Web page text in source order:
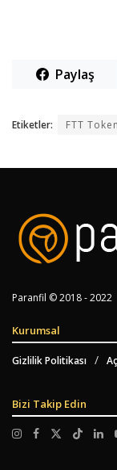
Paylaş
Etiketler: FTT Token
Paranfil © 2018 - 2022
Kurumsal
Gizlilik Politikası
Bizi Takip Edin